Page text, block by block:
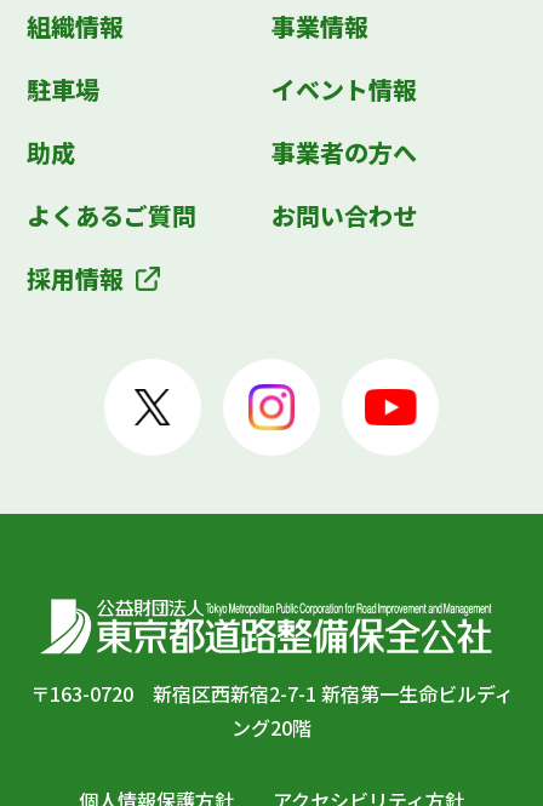
組織情報
事業情報
駐車場
イベント情報
助成
事業者の方へ
よくあるご質問
お問い合わせ
採用情報
〒163-0720 新宿区西新宿2-7-1 新宿第一生命ビルディ
ング20階
個人情報保護方針 アクセシビリティ方針